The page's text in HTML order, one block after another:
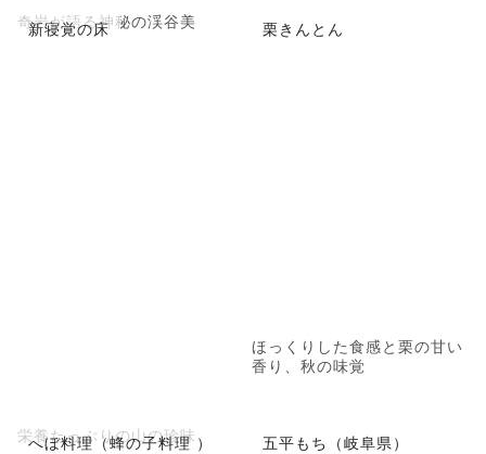
新寝覚の床
奇岩が語る神秘の渓谷美 栗きんとん
ほっくりした食感と栗の甘い
香り、秋の味覚
へぼ料理（蜂の子料理 ）
栄養たっぷりの山の珍味 五平もち（岐阜県）